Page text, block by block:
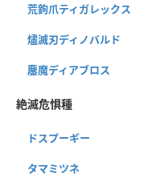
荒鉤爪ティガレックス
燼滅刃ディノバルド
鏖魔ディアブロス
絶滅危惧種
ドスプーギー
タマミツネ